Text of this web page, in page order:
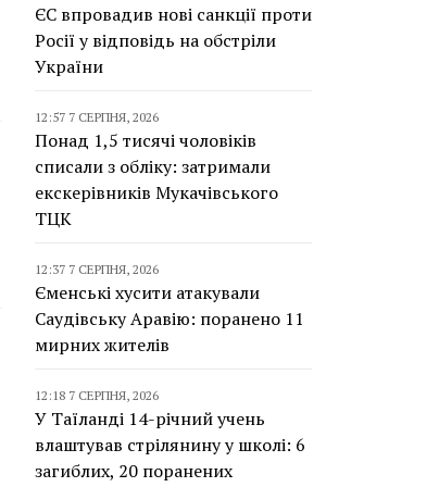
ЄС впровадив нові санкції проти
Росії у відповідь на обстріли
України
12:57 7 СЕРПНЯ, 2026
Понад 1,5 тисячі чоловіків
списали з обліку: затримали
екскерівників Мукачівського
ТЦК
12:37 7 СЕРПНЯ, 2026
Єменські хусити атакували
Саудівську Аравію: поранено 11
мирних жителів
12:18 7 СЕРПНЯ, 2026
У Таїланді 14-річний учень
влаштував стрілянину у школі: 6
загиблих, 20 поранених